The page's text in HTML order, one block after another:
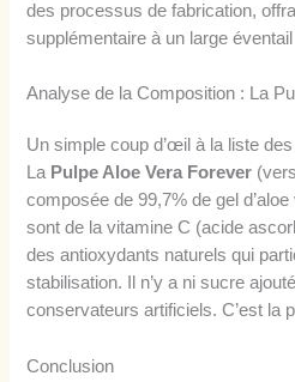
des processus de fabrication,
supplémentaire à un large
Analyse de la Composition : La
Un simple coup d’œil à la liste
La Pulpe Aloe Vera Forever
composée de 99,7% de gel
sont de la vitamine C (acide
des antioxydants naturels qui
stabilisation. Il n’y a ni sucre
conservateurs artificiels. C’est la
Conclusion